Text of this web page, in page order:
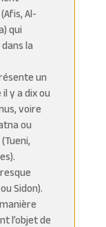
Al-
qui
la
un
y a dix ou
voire
ou
Sidon).
l’objet de